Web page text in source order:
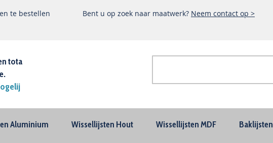
te bestellen Bent u op zoek naar maatwerk? Neem contact op >
tota
Aluminium Wissellijsten Hout Wissellijsten MDF Baklijsten